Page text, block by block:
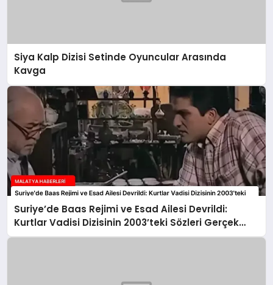
Siya Kalp Dizisi Setinde Oyuncular Arasında
Kavga
Suriye’de Baas Rejimi ve Esad Ailesi Devrildi:
Kurtlar Vadisi Dizisinin 2003’teki Sözleri Gerçek
Oldu